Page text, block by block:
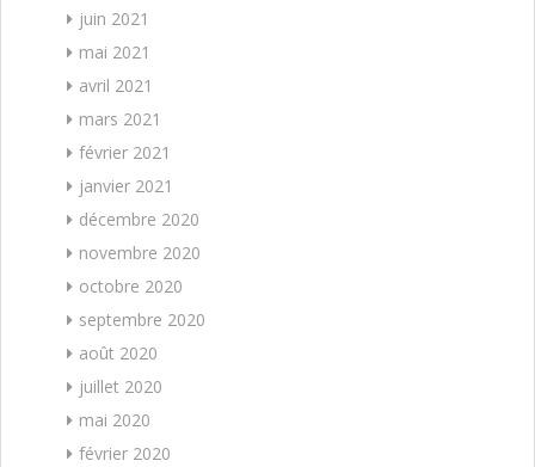
juin 2021
mai 2021
avril 2021
mars 2021
février 2021
janvier 2021
décembre 2020
novembre 2020
octobre 2020
septembre 2020
août 2020
juillet 2020
mai 2020
février 2020